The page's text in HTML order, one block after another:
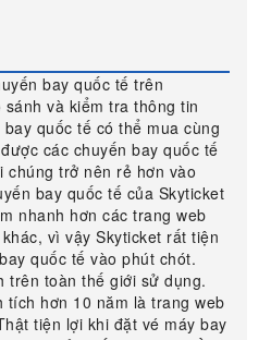
bay quốc tế trên
và kiểm tra thông tin
quốc tế có thể mua cùng
các chuyến bay quốc tế
chúng trở nên rẻ hơn vào
bay quốc tế của Skyticket
nhanh hơn các trang web
vì vậy Skyticket rất tiện
quốc tế vào phút chót.
trên toàn thế giới sử dụng.
tích hơn 10 năm là trang web
tiện lợi khi đặt vé máy bay